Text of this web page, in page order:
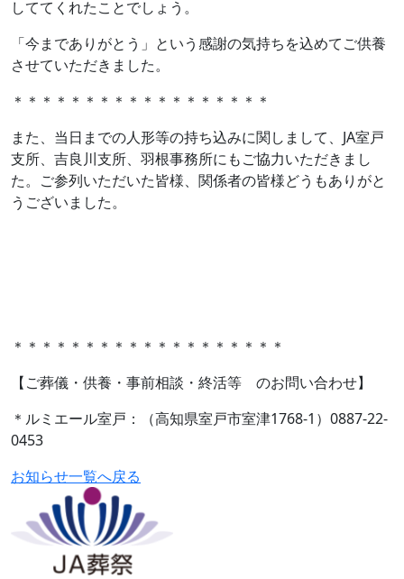
しててくれたことでしょう。
「今までありがとう」という感謝の気持ちを込めてご供養
させていただきました。
＊＊＊＊＊＊＊＊＊＊＊＊＊＊＊＊＊＊
また、当日までの人形等の持ち込みに関しまして、JA室戸
支所、吉良川支所、羽根事務所にもご協力いただきまし
た。ご参列いただいた皆様、関係者の皆様どうもありがと
うございました。
＊＊＊＊＊＊＊＊＊＊＊＊＊＊＊＊＊＊＊
【ご葬儀・供養・事前相談・終活等 のお問い合わせ】
＊ルミエール室戸：（高知県室戸市室津1768-1）0887-22-
0453
お知らせ一覧へ戻る